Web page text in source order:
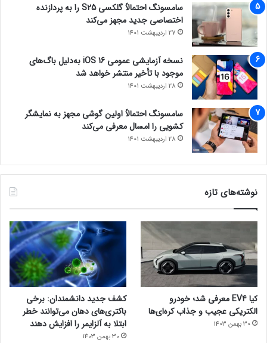
سامسونگ احتمالاً گلکسی S25 را به پردازنده
اختصاصی جدید مجهز می‌کند
27 اردیبهشت 1401
نسخه آزمایشی عمومی iOS 16 به‌دلیل باگ‌های
موجود با تأخیر منتشر خواهد شد
28 اردیبهشت 1401
سامسونگ احتمالاً اولین گوشی مجهز به نمایشگر
کشویی را امسال معرفی می‌کند
28 اردیبهشت 1401
نوشته‌های تازه
کیا EV4 معرفی شد؛ خودرو
الکتریکی عجیب و جذاب کره‌ای‌ها
30 بهمن 1403
کشف جدید دانشمندان: برخی
باکتری‌های دهان می‌توانند خطر
ابتلا به آلزایمر را افزایش دهند
30 بهمن 1403